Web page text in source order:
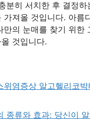
분히 서치한 후 결정하
가져올 것입니다. 아름
만의 눈매를 찾기 위한
것입니다.
위염증상 알고헬리코박
종류와 효과: 당신이